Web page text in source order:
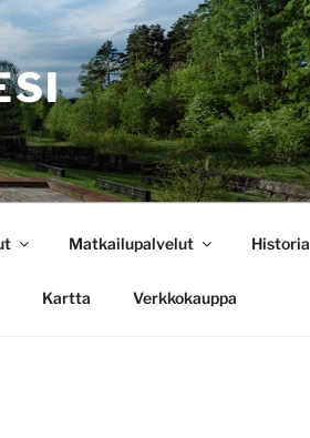
Matkailupalvelut Historia
Kartta Verkkokauppa